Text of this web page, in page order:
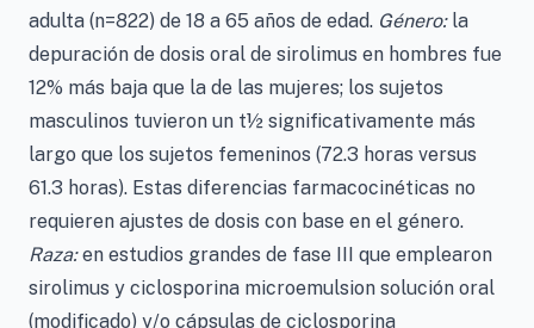
adulta (n=822) de 18 a 65 años de edad. Género:la
depuración de dosis oral de sirolimus en hombres fue
12% más baja que la de las mujeres; los sujetos
masculinos tuvieron un t½ significativamente más
largo que los sujetos femeninos (72.3 horas versus
61.3 horas). Estas diferencias farmacocinéticas no
requieren ajustes de dosis con base en el género.
Raza:en estudios grandes de fase III que emplearon
sirolimus y ciclosporina microemulsion solución oral
(modificado) y/o cápsulas de ciclosporina